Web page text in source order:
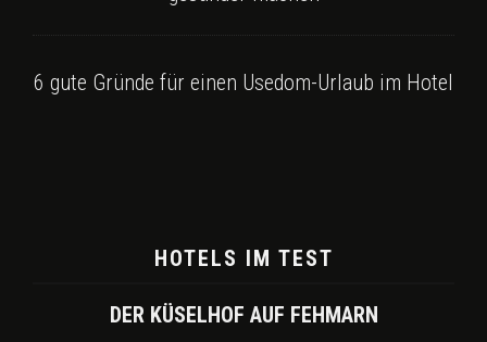
6 gute Gründe für einen Usedom-Urlaub im Hotel
HOTELS IM TEST
DER KÜSELHOF AUF FEHMARN